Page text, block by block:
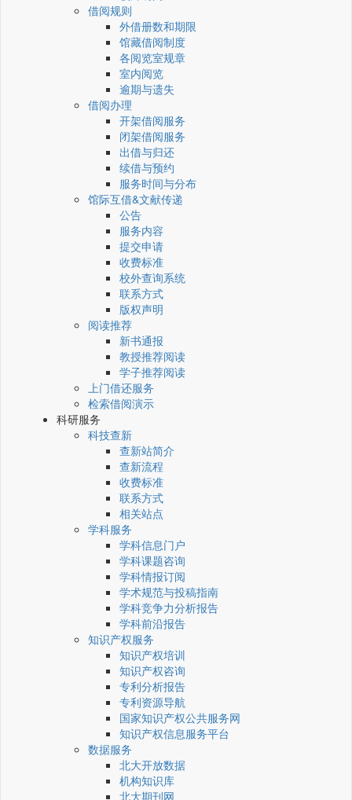
借阅规则
外借册数和期限
馆藏借阅制度
各阅览室规章
室内阅览
逾期与遗失
借阅办理
开架借阅服务
闭架借阅服务
出借与归还
续借与预约
服务时间与分布
馆际互借&文献传递
公告
服务内容
提交申请
收费标准
校外查询系统
联系方式
版权声明
阅读推荐
新书通报
教授推荐阅读
学子推荐阅读
上门借还服务
检索借阅演示
科研服务
科技查新
查新站简介
查新流程
收费标准
联系方式
相关站点
学科服务
学科信息门户
学科课题咨询
学科情报订阅
学术规范与投稿指南
学科竞争力分析报告
学科前沿报告
知识产权服务
知识产权培训
知识产权咨询
专利分析报告
专利资源导航
国家知识产权公共服务网
知识产权信息服务平台
数据服务
北大开放数据
机构知识库
北大期刊网